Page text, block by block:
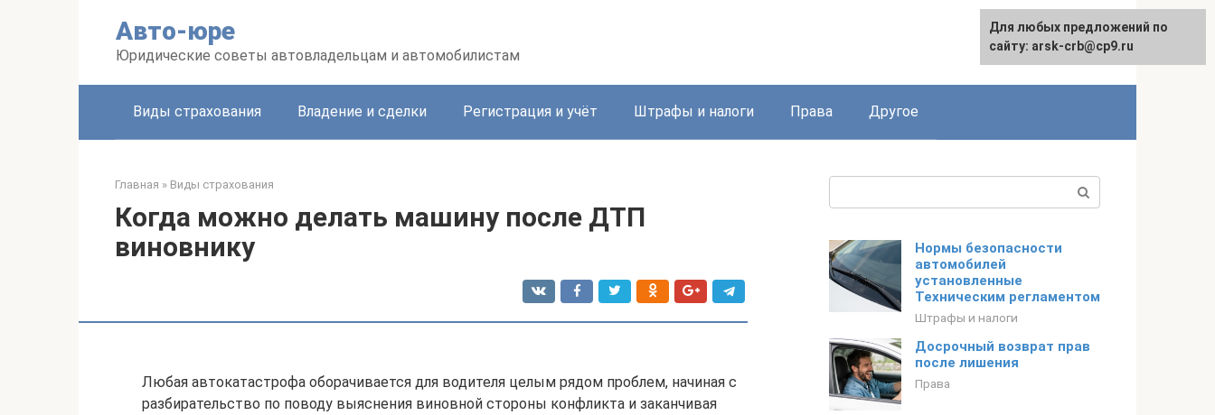
Авто-юре
Юридические советы автовладельцам и автомобилистам
Виды страхования Владение и сделки Регистрация и учёт Штрафы и налоги Права Другое
Главная » Виды страхования
Когда можно делать машину после ДТП
виновнику
Любая автокатастрофа оборачивается для водителя целым рядом проблем, начиная с
разбирательство по поводу выяснения виновной стороны конфликта и заканчивая
Нормы безопасности
автомобилей
установленные
Техническим регламентом
Штрафы и налоги
Досрочный возврат прав
после лишения
Права
Для любых предложений по
сайту: arsk-crb@cp9.ru